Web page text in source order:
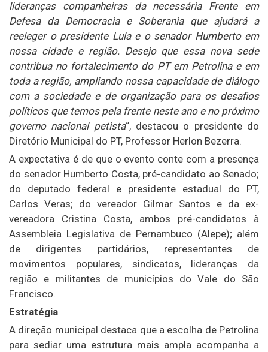
lideranças companheiras da necessária Frente em
Defesa da Democracia e Soberania que ajudará a
reeleger o presidente Lula e o senador Humberto em
nossa cidade e região. Desejo que essa nova sede
contribua no fortalecimento do PT em Petrolina e em
toda a região, ampliando nossa capacidade de diálogo
com a sociedade e de organização para os desafios
políticos que temos pela frente neste ano e no próximo
governo nacional petista“, destacou o presidente do
Diretório Municipal do PT, Professor Herlon Bezerra.
A expectativa é de que o evento conte com a presença
do senador Humberto Costa, pré-candidato ao Senado;
do deputado federal e presidente estadual do PT,
Carlos Veras; do vereador Gilmar Santos e da ex-
vereadora Cristina Costa, ambos pré-candidatos à
Assembleia Legislativa de Pernambuco (Alepe); além
de dirigentes partidários, representantes de
movimentos populares, sindicatos, lideranças da
região e militantes de municípios do Vale do São
Francisco.
Estratégia
A direção municipal destaca que a escolha de Petrolina
para sediar uma estrutura mais ampla acompanha a